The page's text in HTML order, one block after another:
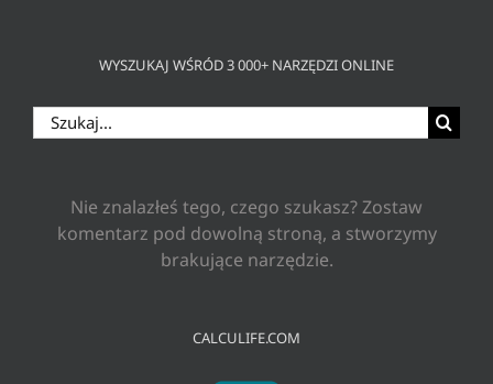
WYSZUKAJ WŚRÓD 3 000+ NARZĘDZI ONLINE
Szukaj
Nie znalazłeś tego, czego szukasz? Zostaw
komentarz pod dowolną stroną, a stworzymy
brakujące narzędzie.
CALCULIFE.COM